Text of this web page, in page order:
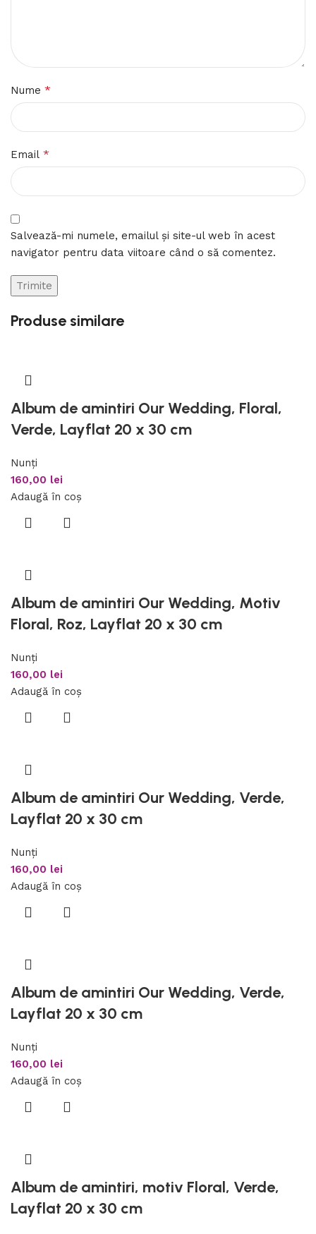
Nume *
Email *
Salvează-mi numele, emailul și site-ul web în acest
navigator pentru data viitoare când o să comentez.
Produse similare
Album de amintiri Our Wedding, Floral,
Verde, Layflat 20 x 30 cm
Nunți
160,00 lei
Adaugă în coș
Album de amintiri Our Wedding, Motiv
Floral, Roz, Layflat 20 x 30 cm
Nunți
160,00 lei
Adaugă în coș
Album de amintiri Our Wedding, Verde,
Layflat 20 x 30 cm
Nunți
160,00 lei
Adaugă în coș
Album de amintiri Our Wedding, Verde,
Layflat 20 x 30 cm
Nunți
160,00 lei
Adaugă în coș
Album de amintiri, motiv Floral, Verde,
Layflat 20 x 30 cm